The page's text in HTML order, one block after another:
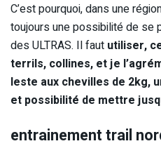
C’est pourquoi, dans une
toujours une possibilité de se
des ULTRAS. Il faut utiliser,
terrils, collines, et je
leste aux chevilles de 2kg,
et possibilité de mettre
entrainement trail